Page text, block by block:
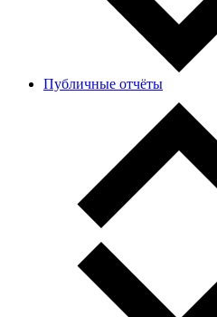
Публичные отчёты